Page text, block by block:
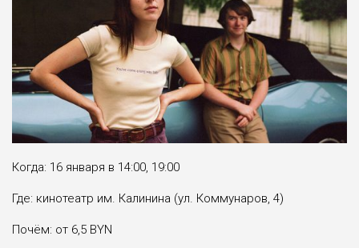
Когда: 16 января в 14:00, 19:00
Где: кинотеатр им. Калинина (ул. Коммунаров, 4)
Почём: от 6,5 BYN